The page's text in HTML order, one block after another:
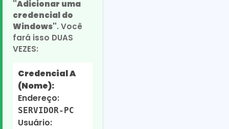
"Adicionar uma
credencial do
Windows". Você
fará isso DUAS
VEZES:
Credencial A
(Nome):
Endereço:
SERVIDOR-PC
Usuário: